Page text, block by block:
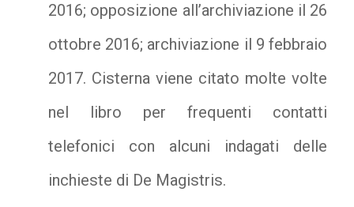
2016; opposizione all’archiviazione il 26
ottobre 2016; archiviazione il 9 febbraio
2017. Cisterna viene citato molte volte
nel libro per frequenti contatti
telefonici con alcuni indagati delle
inchieste di De Magistris.